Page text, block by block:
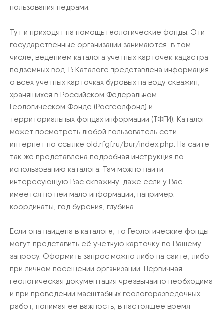
пользования недрами.
Тут и приходят на помощь геологические фонды. Эти
государственные организации занимаются, в том
числе, ведением каталога учетных карточек кадастра
подземных вод. В Каталоге представлена информация
о всех учетных карточках буровых на воду скважин,
хранящихся в Российском Федеральном
Геологическом Фонде (Росгеолфонд) и
территориальных фондах информации (ТФГИ). Каталог
может посмотреть любой пользователь сети
интернет по ссылке old.rfgf.ru/bur/index.php. На сайте
так же представлена подробная инструкция по
использованию каталога. Там можно найти
интересующую Вас скважину, даже если у Вас
имеется по ней мало информации, например:
координаты, год бурения, глубина.
Если она найдена в каталоге, то Геологические фонды
могут представить её учетную карточку по Вашему
запросу. Оформить запрос можно либо на сайте, либо
при личном посещении организации. Первичная
геологическая документация чрезвычайно необходима
и при проведении масштабных геологоразведочных
работ, понимая её важность, в настоящее время